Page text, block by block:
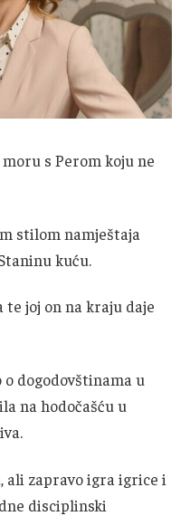
s Perom koju ne
stilom namještaja
kuću.
te joj on na kraju daje
dogodovštinama u
na hodočašću u
ali zapravo igra igrice i
disciplinski